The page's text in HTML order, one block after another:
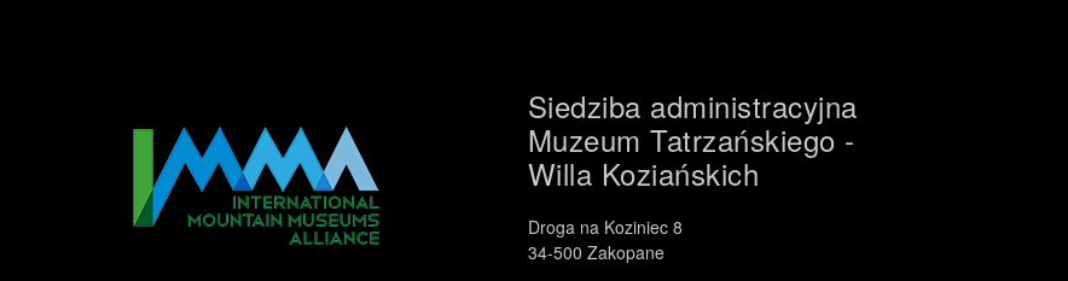
Siedziba administracyjna
Muzeum Tatrzańskiego -
Willa Koziańskich
Droga na Koziniec 8
34-500 Zakopane